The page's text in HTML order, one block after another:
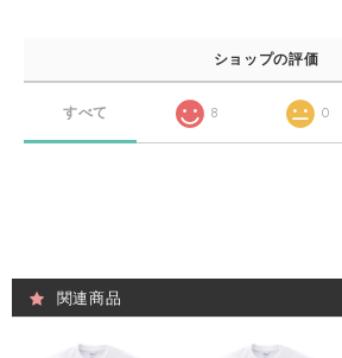
ショップの評価
すべて 8 0
関連商品